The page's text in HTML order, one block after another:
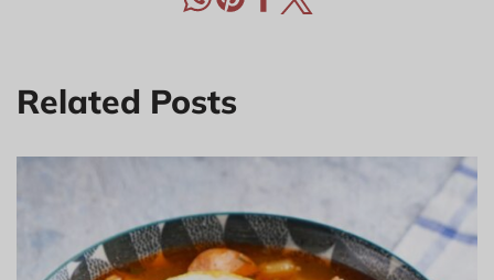
Related Posts